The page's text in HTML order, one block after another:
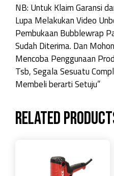
NB: Untuk Klaim Garansi
Lupa Melakukan Video
Pembukaan Bubblewrap
Sudah Diterima. Dan
Mencoba Penggunaan
Tsb, Segala Sesuatu
Membeli berarti Setuju”
Related